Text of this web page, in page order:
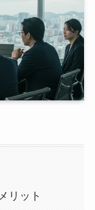
リット